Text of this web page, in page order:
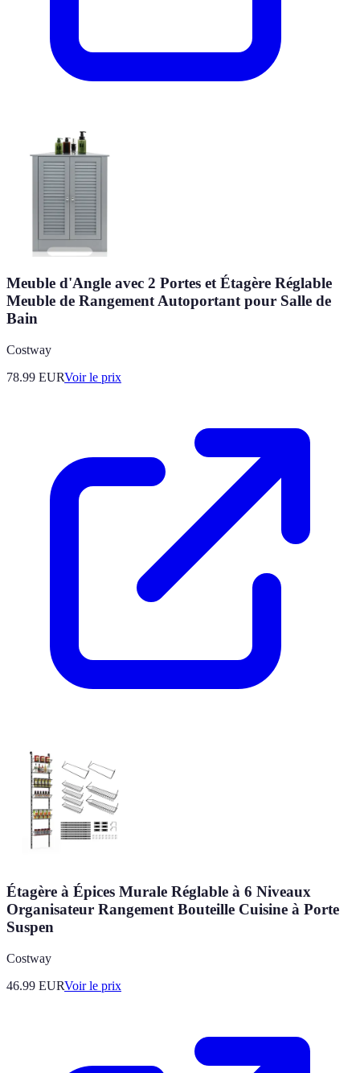
Meuble d'Angle avec 2 Portes et Étagère Réglable
Meuble de Rangement Autoportant pour Salle de
Bain
Costway
78.99 EURVoir le prix
Étagère à Épices Murale Réglable à 6 Niveaux
Organisateur Rangement Bouteille Cuisine à Porte
Suspen
Costway
46.99 EURVoir le prix